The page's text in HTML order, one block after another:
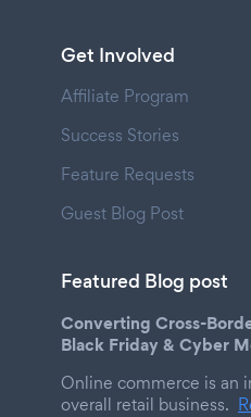
Get Involved
Affiliate Program
Success Stories
Feature Requests
Guest Blog Post
Featured Blog post
Converting Cross-
Black Friday & Cyber
Online commerce is an
overall retail business.